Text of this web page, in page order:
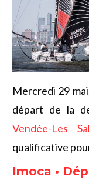
Mercredi 29
départ de la
Vendée-Les
qualificative
Imoca •